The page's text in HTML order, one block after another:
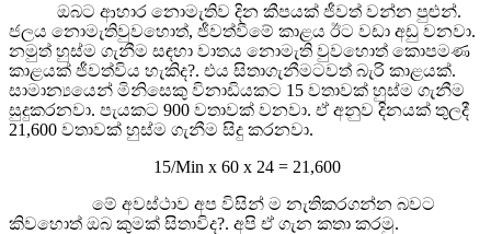
ඔබට ආහාර නොමැතිව දින කීපයක් ජීවත් වන්න පුළුන්.
ජලය නොමැතිවුවහොත්, ජීවත්වීමේ කාළය ඊට වඩා අඩු වනවා.
නමුත් හුස්ම ගැනීම සඳහා වාතය නොමැති වුවහොත් කොපමණ
කාළයක් ජීවත්විය හැකිද?. එය සිතාගැනීමටවත් බැරි කාළයක්.
සාමාන්‍යයෙන් මිනිසෙකු විනාඩියකට 15 වතාවක් හුස්ම ගැනීම
සුදුකරනවා. පැයකට 900 වතාවක් වනවා. ඒ අනුව දිනයක් තුලදී
21,600 වතාවක් හුස්ම ගැනීම සිදු කරනවා.
15/Min x 60 x 24 = 21,600
මේ අවස්ථාව අප විසින් ම නැතිකරගන්න බවට
කිවහොත් ඔබ කුමක් සිතාවිද?. අපි ඒ ගැන කතා කරමු.